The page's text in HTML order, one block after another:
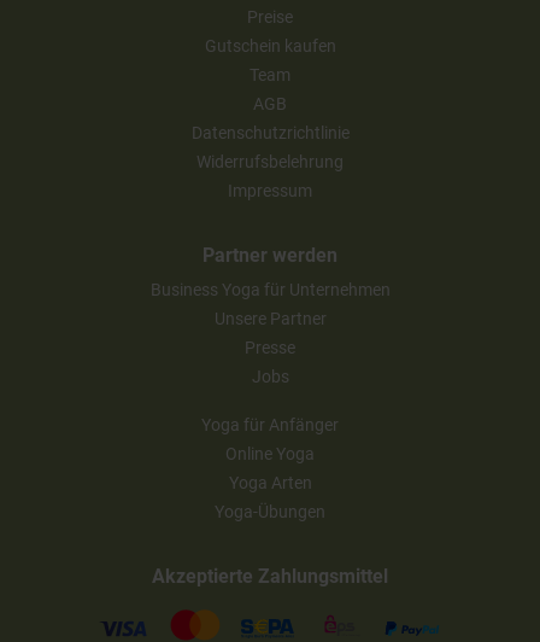
Preise
Gutschein kaufen
Team
AGB
Datenschutzrichtlinie
Widerrufsbelehrung
Impressum
Partner werden
Business Yoga für Unternehmen
Unsere Partner
Presse
Jobs
Yoga für Anfänger
Online Yoga
Yoga Arten
Yoga-Übungen
Akzeptierte Zahlungsmittel